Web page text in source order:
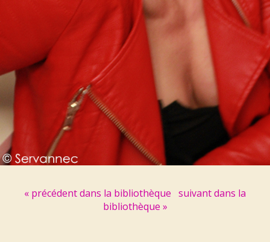
« précédent dans la bibliothèque suivant dans la
bibliothèque »